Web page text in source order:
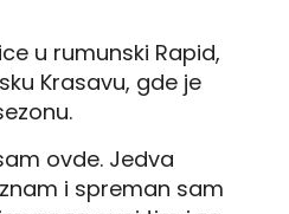
u rumunski Rapid,
Krasavu, gde je
ovde. Jedva
i spreman sam